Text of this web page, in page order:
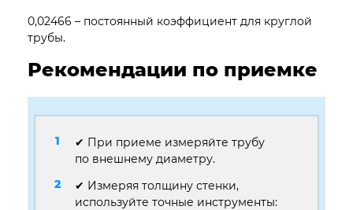
0,02466 – постоянный коэффициент для круглой
трубы.
Рекомендации по приемке
✔ При приеме измеряйте трубу
по внешнему диаметру.
✔ Измеряя толщину стенки,
используйте точные инструменты: